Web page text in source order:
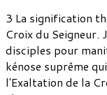
3 La signification
Croix du Seigneur.
disciples pour
kénose suprême
l'Exaltation de la